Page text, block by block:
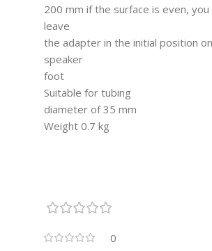
200 mm if the surface is even, you
leave
the adapter in the initial position
speaker
foot
Suitable for tubing
diameter of 35 mm
Weight 0.7 kg
0